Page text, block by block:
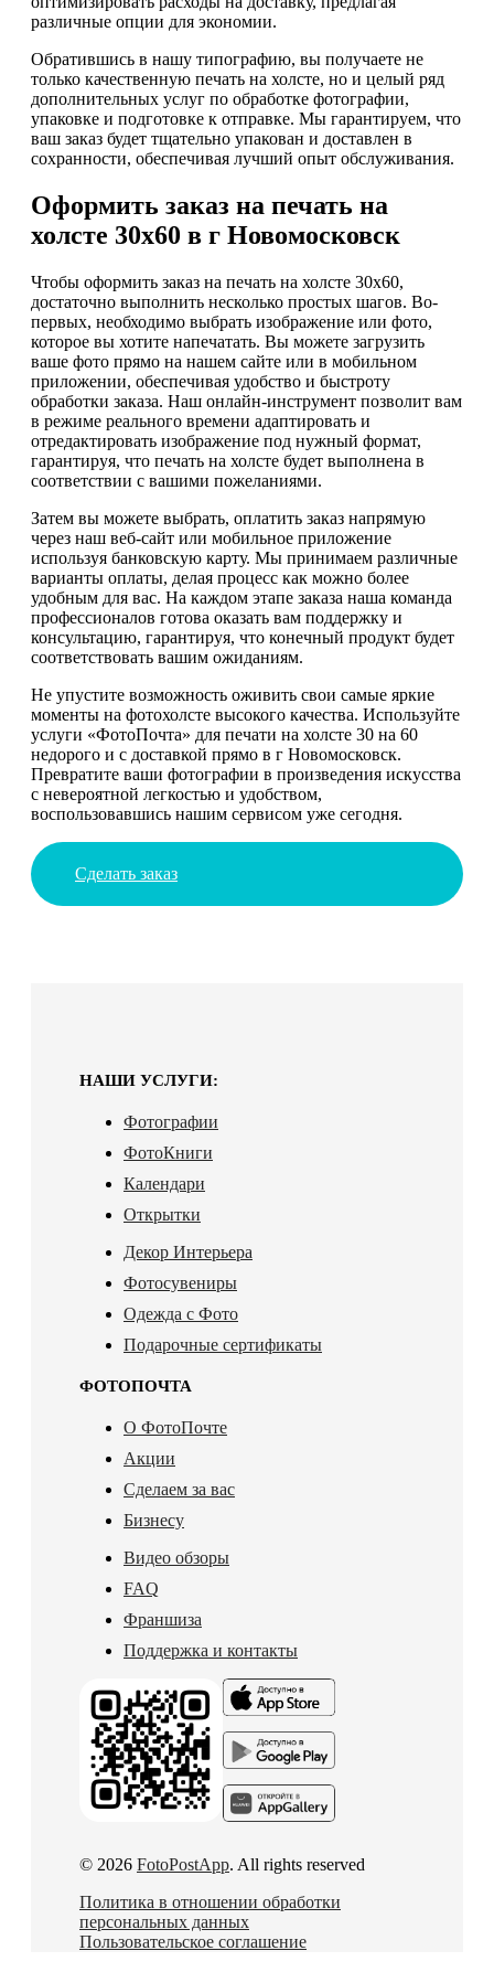
различные опции для экономии.
Обратившись в нашу типографию, вы получаете не
только качественную печать на холсте, но и целый ряд
дополнительных услуг по обработке фотографии,
упаковке и подготовке к отправке. Мы гарантируем, что
ваш заказ будет тщательно упакован и доставлен в
сохранности, обеспечивая лучший опыт обслуживания.
Оформить заказ на печать на
холсте 30х60 в г Новомосковск
Чтобы оформить заказ на печать на холсте 30х60,
достаточно выполнить несколько простых шагов. Во-
первых, необходимо выбрать изображение или фото,
которое вы хотите напечатать. Вы можете загрузить
ваше фото прямо на нашем сайте или в мобильном
приложении, обеспечивая удобство и быстроту
обработки заказа. Наш онлайн-инструмент позволит вам
в режиме реального времени адаптировать и
отредактировать изображение под нужный формат,
гарантируя, что печать на холсте будет выполнена в
соответствии с вашими пожеланиями.
Затем вы можете выбрать, оплатить заказ напрямую
через наш веб-сайт или мобильное приложение
используя банковскую карту. Мы принимаем различные
варианты оплаты, делая процесс как можно более
удобным для вас. На каждом этапе заказа наша команда
профессионалов готова оказать вам поддержку и
консультацию, гарантируя, что конечный продукт будет
соответствовать вашим ожиданиям.
Не упустите возможность оживить свои самые яркие
моменты на фотохолсте высокого качества. Используйте
услуги «ФотоПочта» для печати на холсте 30 на 60
недорого и с доставкой прямо в г Новомосковск.
Превратите ваши фотографии в произведения искусства
с невероятной легкостью и удобством,
воспользовавшись нашим сервисом уже сегодня.
Сделать заказ
НАШИ УСЛУГИ:
Фотографии
ФотоКниги
Календари
Открытки
Декор Интерьера
Фотосувениры
Одежда с Фото
Подарочные сертификаты
ФОТОПОЧТА
О ФотоПочте
Акции
Сделаем за вас
Бизнесу
Видео обзоры
FAQ
Франшиза
Поддержка и контакты
© 2026 FotoPostApp. All rights reserved
Политика в отношении обработки
персональных данных
Пользовательское соглашение